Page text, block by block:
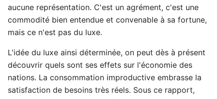
aucune représentation. C'est un agrément, c'est une
commodité bien entendue et convenable à sa fortune,
mais ce n'est pas du luxe.
L'idée du luxe ainsi déterminée, on peut dès à présent
découvrir quels sont ses effets sur l'économie des
nations. La consommation improductive embrasse la
satisfaction de besoins très réels. Sous ce rapport,